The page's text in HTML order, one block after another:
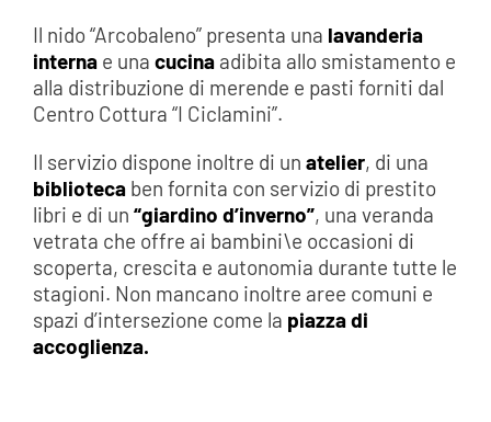
Il nido “Arcobaleno” presenta una lavanderia
internae una cucina adibita allo smistamento e
alla distribuzione di merende e pasti forniti dal
Centro Cottura “I Ciclamini”.
Il servizio dispone inoltre di un atelier, di una
bibliotecaben fornita con servizio di prestito
libri e di un “giardino d’inverno”, una veranda
vetrata che offre ai bambini\e occasioni di
scoperta, crescita e autonomia durante tutte le
stagioni. Non mancano inoltre aree comuni e
spazi d’intersezione come la piazza di
accoglienza.